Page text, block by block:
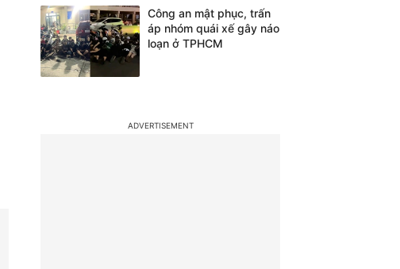
Công an mật phục, trấn
áp nhóm quái xế gây náo
loạn ở TPHCM